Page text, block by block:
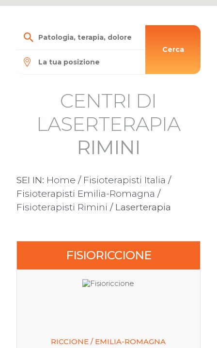
Cerca
CENTRI DI
LASERTERAPIA
RIMINI
SEI IN: Home / Fisioterapisti Italia /
Fisioterapisti Emilia-Romagna /
Fisioterapisti Rimini / Laserterapia
FISIORICCIONE
RICCIONE / EMILIA-ROMAGNA